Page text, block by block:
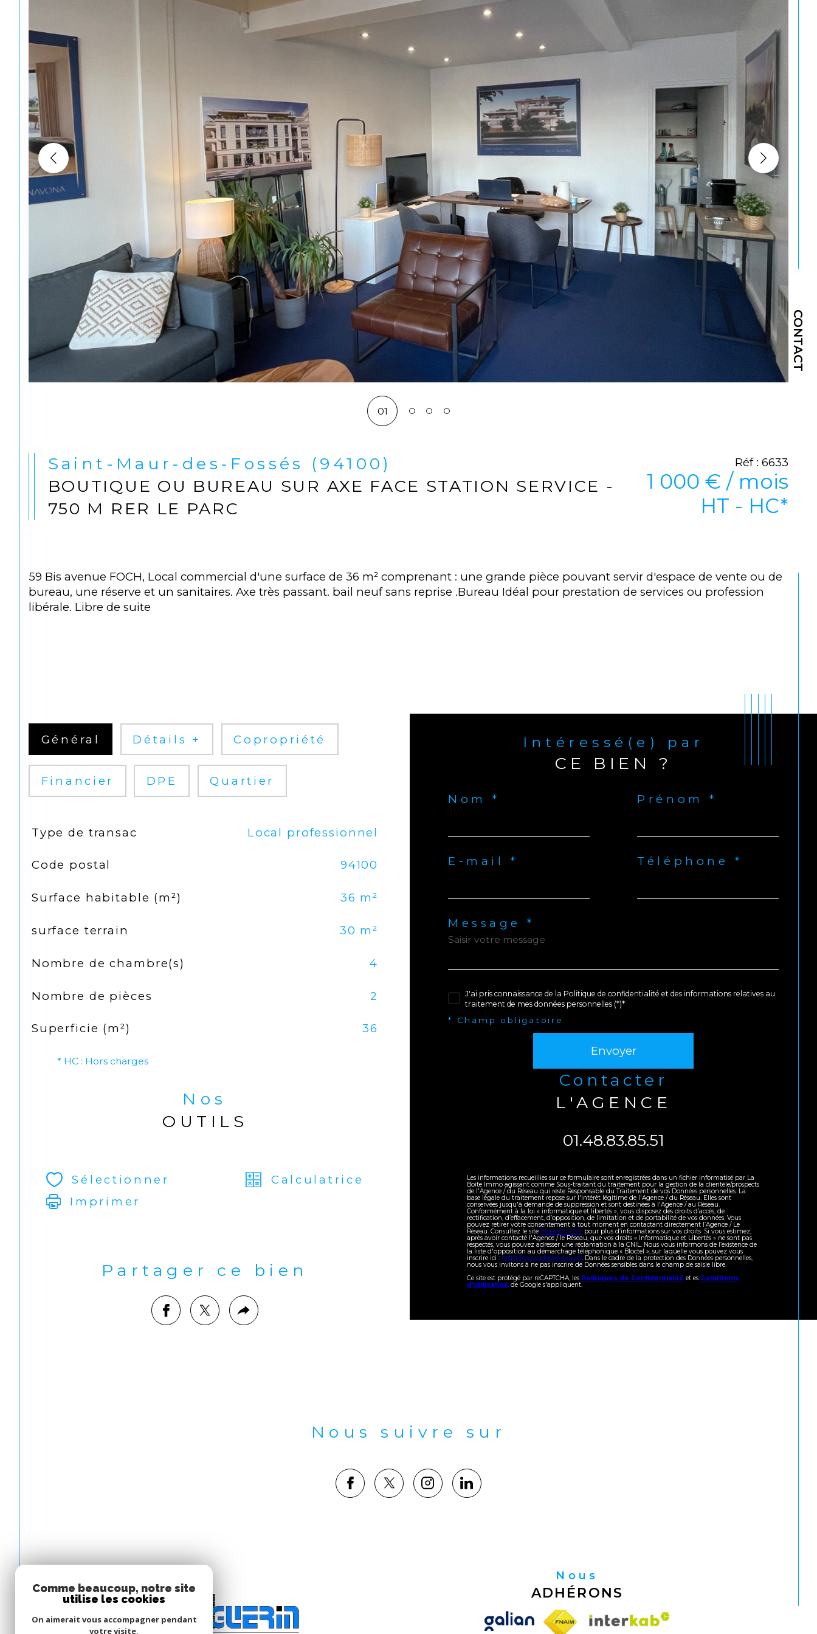
CONTACT
01
Saint-Maur-des-Fossés (94100)
BOUTIQUE OU BUREAU SUR AXE FACE STATION SERVICE -
750 M RER LE PARC
Réf : 6633
1 000 € / mois
HT - HC*
59 Bis avenue FOCH, Local commercial d'une surface de 36 m² comprenant : une grande pièce pouvant servir d'espace de vente ou de
bureau, une réserve et un sanitaires. Axe très passant. bail neuf sans reprise .Bureau Idéal pour prestation de services ou profession
libérale. Libre de suite
Général Détails + Copropriété
Financier DPE Quartier
TRAD_SIROCCO_Caracteristique
Type de transac Local professionnel
Code postal 94100
Surface habitable (m²) 36 m²
surface terrain 30 m²
Nombre de chambre(s) 4
Nombre de pièces 2
Superficie (m²) 36
* HC : Hors charges
Nos
OUTILS
Sélectionner
Calculatrice
Imprimer
Partager ce bien
Intéressé(e) par
CE BIEN ?
Nom * Prénom *
E-mail * Téléphone *
Message *
J'ai pris connaissance de la Politique de confidentialité et des informations relatives au
traitement de mes données personnelles (*)*
* Champ obligatoire
Envoyer
contacter
L'AGENCE
01.48.83.85.51
Les informations recueillies sur ce formulaire sont enregistrées dans un fichier informatisé par La
Boite Immo agissant comme Sous-traitant du traitement pour la gestion de la clientèle/prospects
de l'Agence / du Réseau qui reste Responsable du Traitement de vos Données personnelles. La
base légale du traitement repose sur l'intérêt légitime de l'Agence / du Réseau. Elles sont
conservées jusqu'à demande de suppression et sont destinées à l'Agence / au Réseau.
Conformément à la loi « informatique et libertés », vous disposez des droits d’accès, de
rectification, d’effacement, d’opposition, de limitation et de portabilité de vos données. Vous
pouvez retirer votre consentement à tout moment en contactant directement l’Agence / Le
Réseau. Consultez le site https://cnil.fr/frpour plus d’informations sur vos droits. Si vous estimez,
après avoir contacté l'Agence / le Réseau, que vos droits « Informatique et Libertés » ne sont pas
respectés, vous pouvez adresser une réclamation à la CNIL. Nous vous informons de l’existence de
la liste d'opposition au démarchage téléphonique « Bloctel », sur laquelle vous pouvez vous
inscrire ici : https://www.bloctel.gouv.fr. Dans le cadre de la protection des Données personnelles,
nous vous invitons à ne pas inscrire de Données sensibles dans le champ de saisie libre.
Ce site est protégé par reCAPTCHA, les Politiques de Confidentialité et es Conditions
d'utilisationde Google s'appliquent.
Nous suivre sur
Nous
ADHÉRONS
Comme beaucoup, notre site
utilise les cookies
On aimerait vous accompagner pendant
votre visite.